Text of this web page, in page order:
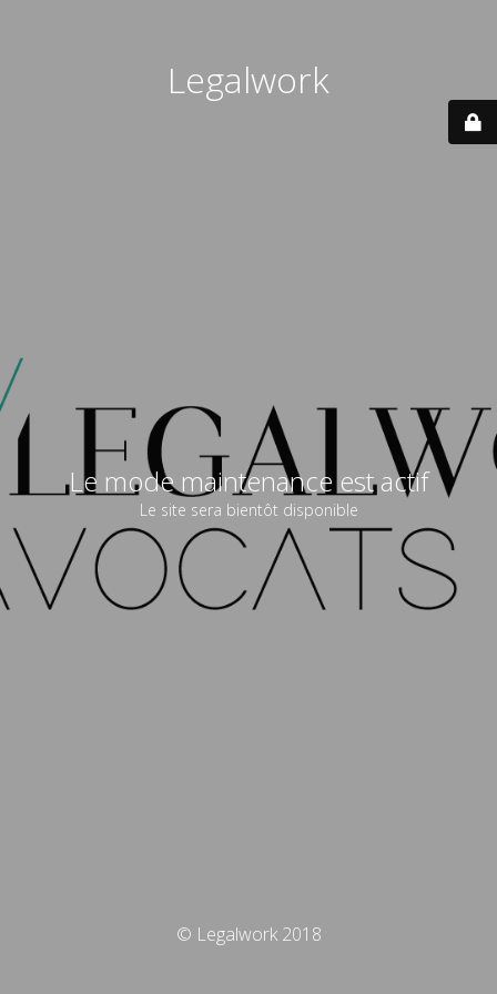
Legalwork
Le mode maintenance est actif
Le site sera bientôt disponible
© Legalwork 2018